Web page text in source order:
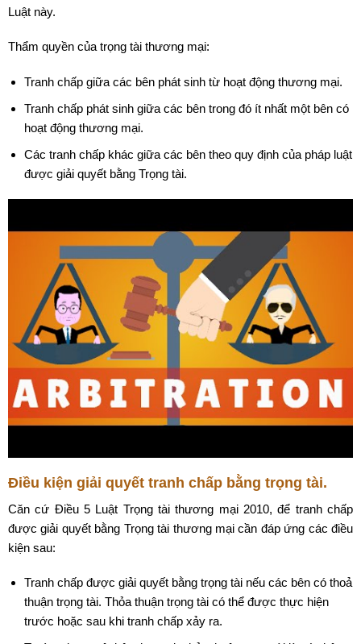
Luật này.
Thẩm quyền của trọng tài thương mại:
Tranh chấp giữa các bên phát sinh từ hoạt động thương mại.
Tranh chấp phát sinh giữa các bên trong đó ít nhất một bên có
hoạt động thương mại.
Các tranh chấp khác giữa các bên theo quy định của pháp luật
được giải quyết bằng Trọng tài.
Điều kiện giải quyết tranh chấp bằng trọng tài.
Căn cứ Điều 5 Luật Trọng tài thương mại 2010, để tranh chấp
được giải quyết bằng Trọng tài thương mại cần đáp ứng các điều
kiện sau:
Tranh chấp được giải quyết bằng trọng tài nếu các bên có thoả
thuận trọng tài. Thỏa thuận trọng tài có thể được thực hiện
trước hoặc sau khi tranh chấp xảy ra.